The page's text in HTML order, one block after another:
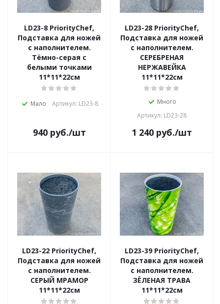
LD23-8 PriorityChef,
Подставка для ножей
с наполнителем.
Тёмно-серая с
белыми точками
11*11*22см
Мало Артикул: LD23-8
940руб./шт
LD23-28 PriorityChef,
Подставка для ножей
с наполнителем.
СЕРЕБРЕНАЯ
НЕРЖАВЕЙКА
11*11*22см
Много
Артикул: LD23-28
1 240 руб./шт
LD23-22 PriorityChef,
Подставка для ножей
с наполнителем.
СЕРЫЙ МРАМОР
11*11*22см
LD23-39 PriorityChef,
Подставка для ножей
с наполнителем.
ЗЁЛЕНАЯ ТРАВА
11*11*22см